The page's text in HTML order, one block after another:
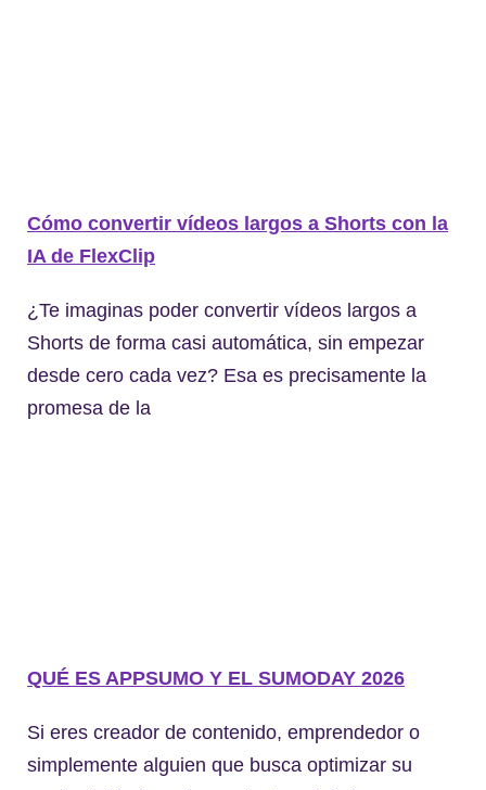
Cómo convertir vídeos largos a Shorts con la
IA de FlexClip
¿Te imaginas poder convertir vídeos largos a
Shorts de forma casi automática, sin empezar
desde cero cada vez? Esa es precisamente la
promesa de la
QUÉ ES APPSUMO Y EL SUMODAY 2026
Si eres creador de contenido, emprendedor o
simplemente alguien que busca optimizar su